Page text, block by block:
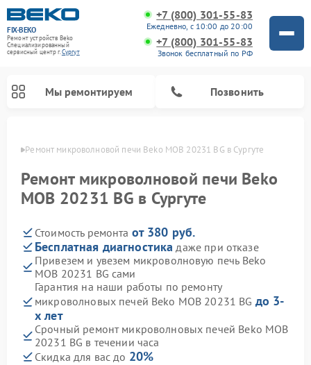
FIX-BEKO
Ремонт устройств Beko
Специализированный
cервисный центр г.Сургут
+7 (800) 301-55-83
Ежедневно, с 10:00 до 20:00
+7 (800) 301-55-83
Звонок бесплатный по РФ
Мы ремонтируем Позвонить
Ремонт микроволновой печи Beko MOB 20231 BG в Сургуте
Ремонт микроволновой печи Beko
MOB 20231 BG в Сургуте
Стоимость ремонта от 380 руб.
Бесплатная диагностика даже при отказе
Привезем и увезем микроволновую печь Beko
MOB 20231 BG сами
Гарантия на наши работы по ремонту
микроволновых печей Beko MOB 20231 BG до 3-
х лет
Срочный ремонт микроволновых печей Beko MOB
20231 BG в течении часа
Скидка для вас до 20%